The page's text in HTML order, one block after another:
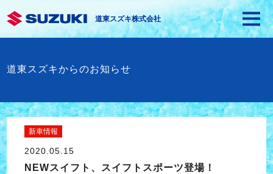
道東スズキ株式会社
道東スズキからのお知らせ
新車情報
2020.05.15
NEWスイフト、スイフトスポーツ登場！